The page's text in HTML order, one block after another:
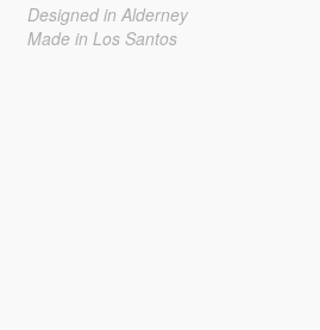
Designed in Alderney
Made in Los Santos